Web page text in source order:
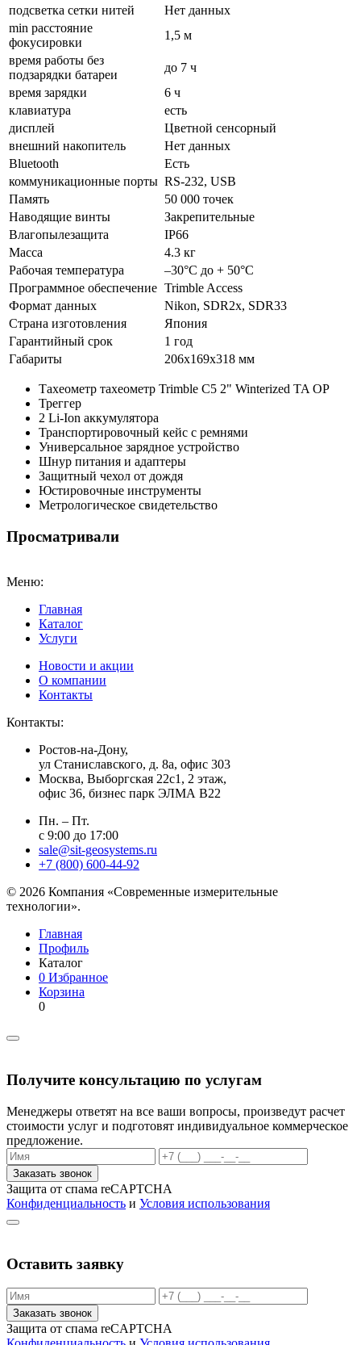
подсветка сетки нитей
Нет данных
min расстояние
фокусировки
1,5 м
время работы без
подзарядки батареи
до 7 ч
время зарядки
6 ч
клавиатура
есть
дисплей
Цветной сенсорный
внешний накопитель
Нет данных
Bluetooth
Есть
коммуникационные порты RS-232, USB
Память
50 000 точек
Наводящие винты
Закрепительные
Влагопылезащита
IP66
Масса
4.3 кг
Рабочая температура
–30°C до + 50°C
Программное обеспечение Trimble Access
Формат данных
Nikon, SDR2x, SDR33
Страна изготовления
Япония
Гарантийный срок
1 год
Габариты
206х169х318 мм
Тахеометр тахеометр Trimble C5 2" Winterized TA OP
Треггер
2 Li-Ion аккумулятора
Транспортировочный кейс с ремнями
Универсальное зарядное устройство
Шнур питания и адаптеры
Защитный чехол от дождя
Юстировочные инструменты
Метрологическое свидетельство
Просматривали
Меню:
Главная
Каталог
Услуги
Новости и акции
О компании
Контакты
Контакты:
Ростов-на-Дону,
ул Станиславского, д. 8а, офис 303
Москва, Выборгская 22с1, 2 этаж,
офис 36, бизнес парк ЭЛМА В22
Пн. – Пт.
с 9:00 до 17:00
sale@sit-geosystems.ru
+7 (800) 600-44-92
© 2026 Компания «Современные измерительные
технологии».
Главная
Профиль
Каталог
0 Избранное
Корзина
0
Получите консультацию по услугам
Менеджеры ответят на все ваши вопросы, произведут расчет
стоимости услуг и подготовят индивидуальное коммерческое
предложение.
Заказать звонок
Защита от спама reCAPTCHA
Конфиденциальность и Условия использования
Оставить заявку
Заказать звонок
Защита от спама reCAPTCHA